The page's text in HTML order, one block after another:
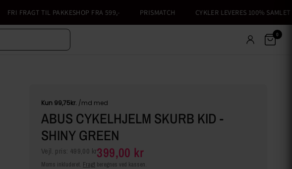
FRI FRAGT TIL PAKKESHOP FRA 599,- PRISMATCH CYKLER LEVERES 100% SAMLET
0
ABUS CYKELHJELM SKURB KID -
SHINY GREEN
Vejl. pris: 499,00 kr399,00 kr
Moms inkluderet. Fragt beregnes ved kassen.